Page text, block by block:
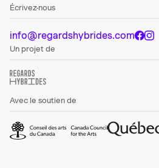
Écrivez-nous
info@regardshybrides.com
Un projet de
Avec le soutien de